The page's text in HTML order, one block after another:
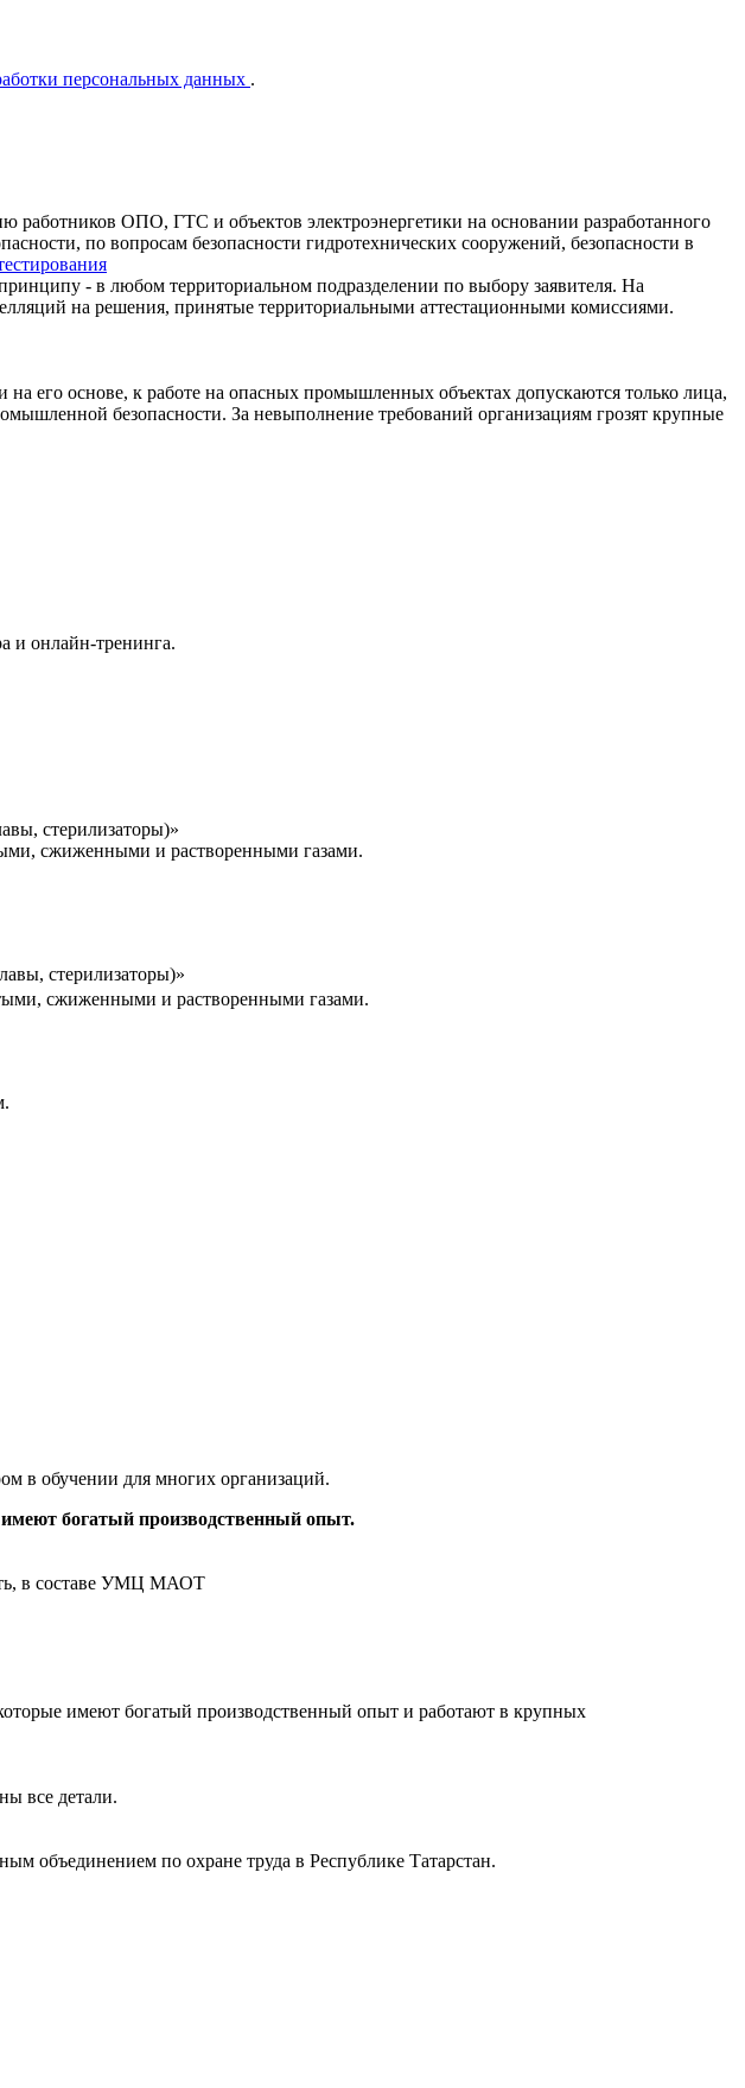
персональных данных .
работников ОПО, ГТС и объектов электроэнергетики на основании разработанного
по вопросам безопасности гидротехнических сооружений, безопасности в
- в любом территориальном подразделении по выбору заявителя. На
на решения, принятые территориальными аттестационными комиссиями.
его основе, к работе на опасных промышленных объектах допускаются только лица,
безопасности. За невыполнение требований организациям грозят крупные
и онлайн-тренинга.
стерилизаторы)»
сжиженными и растворенными газами.
стерилизаторы)»
сжиженными и растворенными газами.
в обучении для многих организаций.
богатый производственный опыт.
в составе УМЦ МАОТ
имеют богатый производственный опыт и работают в крупных
все детали.
объединением по охране труда в Республике Татарстан.